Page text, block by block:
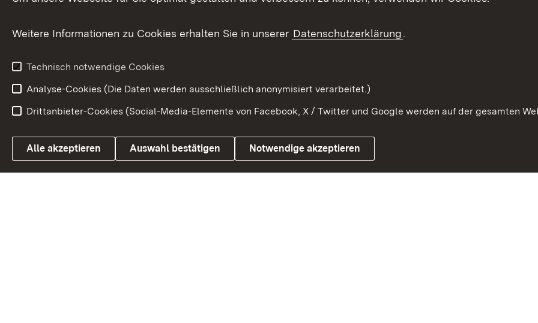
Weitere
Link zum Landesportal
Impressum Kontakt
Weitere Informationen zu Cookies erhalten Sie in unserer Datenschutzerklärung.
Technisch notwendige Cookies
Analyse-Cookies (Die Daten werden ausschließlich anonymisiert verarbeitet.)
Drittanbieter-Cookies (Social-Media-Elemente von Facebook, X / Twitter und Google werden auf der gesamten
Alle akzeptieren Auswahl bestätigen Notwendige akzeptieren